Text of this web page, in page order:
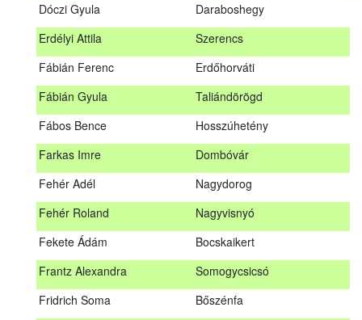
Dóczi Gyula
Daraboshegy
Erdélyi Attila
Szerencs
Fábián Ferenc
Erdőhorváti
Fábián Gyula
Taliándörögd
Fábos Bence
Hosszúhetény
Farkas Imre
Dombóvár
Fehér Adél
Nagydorog
Fehér Roland
Nagyvisnyó
Fekete Ádám
Bocskaikert
Frantz Alexandra
Somogycsicsó
Fridrich Soma
Bőszénfa
Cseri Árpád
Cserményiné Váradi Melinda
Csók Péter
Budapest 16. ker.
Daraboshegy
Erdőhorváti
Taliándörögd
Dombóvár